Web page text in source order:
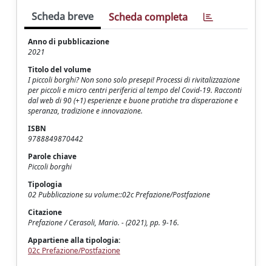
Scheda breve Scheda completa
Anno di pubblicazione
2021
Titolo del volume
I piccoli borghi? Non sono solo presepi! Processi di rivitalizzazione
per piccoli e micro centri periferici al tempo del Covid-19. Racconti
dal web di 90 (+1) esperienze e buone pratiche tra disperazione e
speranza, tradizione e innovazione.
ISBN
9788849870442
Parole chiave
Piccoli borghi
Tipologia
02 Pubblicazione su volume::02c Prefazione/Postfazione
Citazione
Prefazione / Cerasoli, Mario. - (2021), pp. 9-16.
Appartiene alla tipologia:
02c Prefazione/Postfazione